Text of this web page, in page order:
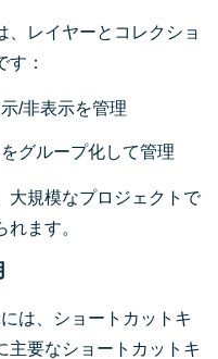
、レイヤーとコレクショ
：
/非表示を管理
グループ化して管理
大規模なプロジェクトで
ます。
は、ショートカットキ
主要なショートカットキ